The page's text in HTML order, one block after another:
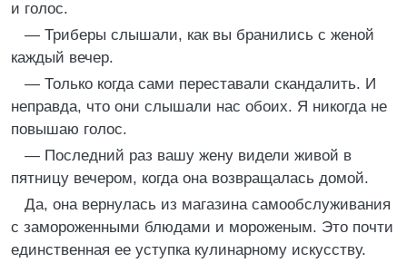
и голос.
— Триберы слышали, как вы бранились с женой
каждый вечер.
— Только когда сами переставали скандалить. И
неправда, что они слышали нас обоих. Я никогда не
повышаю голос.
— Последний раз вашу жену видели живой в
пятницу вечером, когда она возвращалась домой.
Да, она вернулась из магазина самообслуживания
с замороженными блюдами и мороженым. Это почти
единственная ее уступка кулинарному искусству.